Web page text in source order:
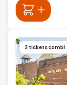
2 tickets combi